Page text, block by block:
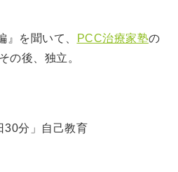
』を聞いて、 PCC治療家塾の
の後、独立。
30分」自己教育